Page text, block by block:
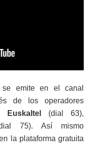
se emite en el canal
de los operadores
Euskaltel
(dial 63),
75). Así mismo
la plataforma gratuita